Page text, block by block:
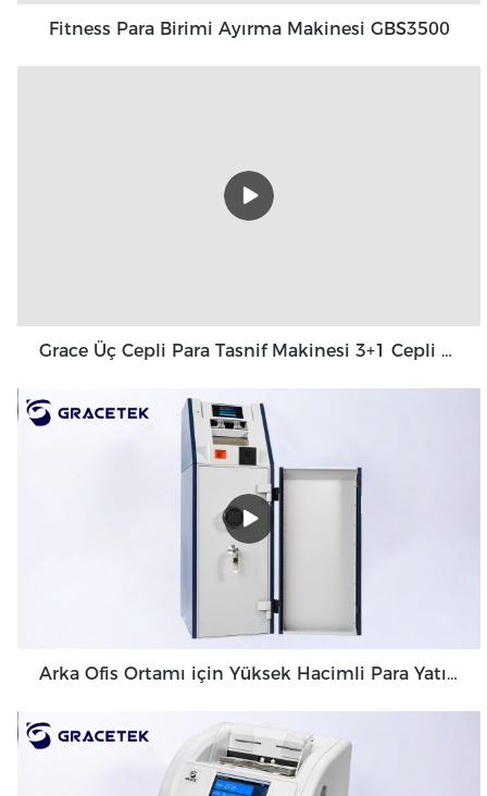
Fitness Para Birimi Ayırma Makinesi GBS3500
Grace Üç Cepli Para Tasnif Makinesi 3+1 Cepli Grace GT-31
Arka Ofis Ortamı için Yüksek Hacimli Para Yatırma Makinesi Banknot Doğrulayıcı GDM-300